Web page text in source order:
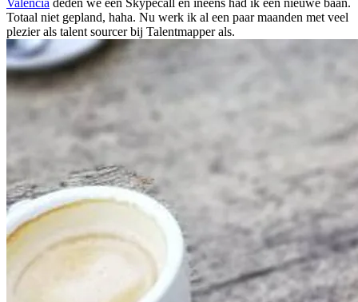
Valencia deden we een Skypecall en ineens had ik een nieuwe baan.
Totaal niet gepland, haha. Nu werk ik al een paar maanden met veel
plezier als talent sourcer bij Talentmapper als.